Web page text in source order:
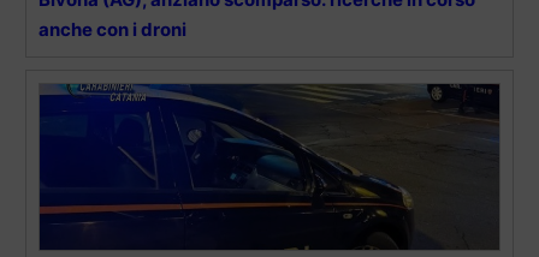
anche con i droni